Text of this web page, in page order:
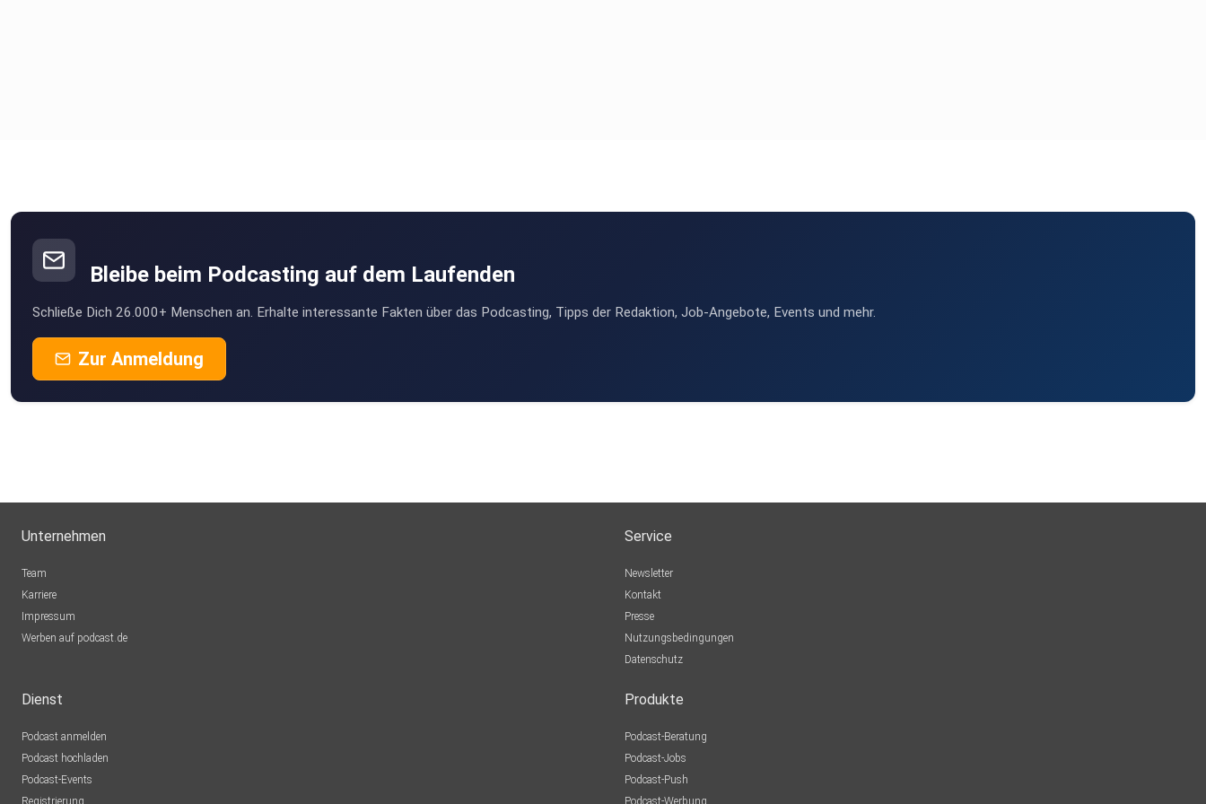
Bleibe beim Podcasting auf dem Laufenden
Schließe Dich 26.000+ Menschen an. Erhalte interessante Fakten über das Podcasting, Tipps der Redaktion, Job-Angebote, Events und mehr.
Zur Anmeldung
Unternehmen
Team
Karriere
Impressum
Werben auf podcast.de
Service
Newsletter
Kontakt
Presse
Nutzungsbedingungen
Datenschutz
Dienst
Podcast anmelden
Podcast hochladen
Podcast-Events
Registrierung
Produkte
Podcast-Beratung
Podcast-Jobs
Podcast-Push
Podcast-Werbung